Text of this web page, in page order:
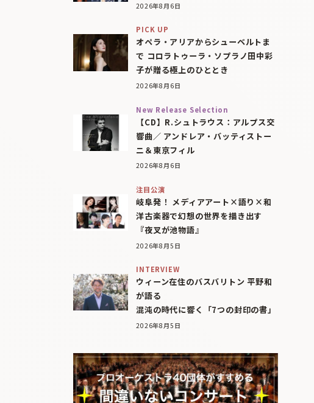
2026年8月6日
PICK UP
オペラ・アリアからシューベルトま
で コロラトゥーラ・ソプラノ田中彩
子が贈る極上のひととき
2026年8月6日
New Release Selection
【CD】R.シュトラウス：アルプス交
響曲／ アンドレア・バッティストー
ニ＆東京フィル
2026年8月6日
注目公演
岐阜発！ メディアアート×語り×和
洋古楽器で幻想の世界を描き出す
『夜叉が池物語』
2026年8月5日
INTERVIEW
ウィーン在住のバスバリトン 平野和
が語る
混沌の時代に響く「7つの封印の書」
2026年8月5日